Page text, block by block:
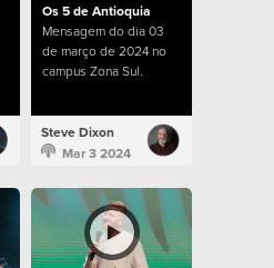
Os 5 de Antioquia
Mensagem do dia 03
de março de 2024 no
campus Zona Sul.
Steve Dixon
Mar 3 2024